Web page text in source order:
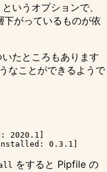
いうオプションで、
がっているものが依
たところもあります
なことができるようで
2020.1]
をすると Pipfile の